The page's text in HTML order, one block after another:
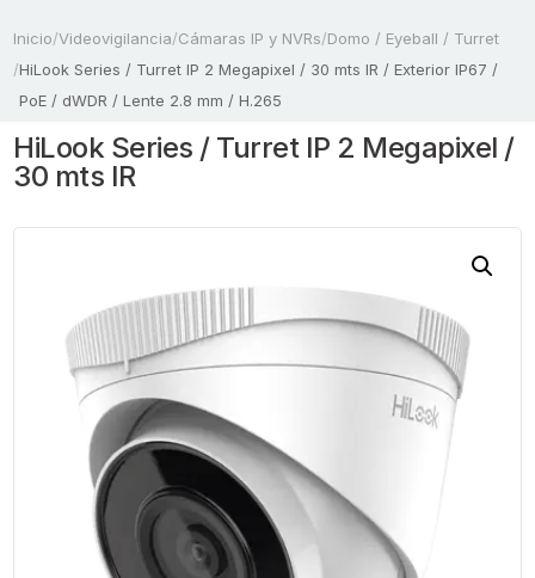
Inicio/Videovigilancia/Cámaras IP y NVRs/Domo / Eyeball / Turret
/HiLook Series / Turret IP 2 Megapixel / 30 mts IR / Exterior IP67 /
PoE / dWDR / Lente 2.8 mm / H.265
HiLook Series / Turret IP 2 Megapixel /
30 mts IR